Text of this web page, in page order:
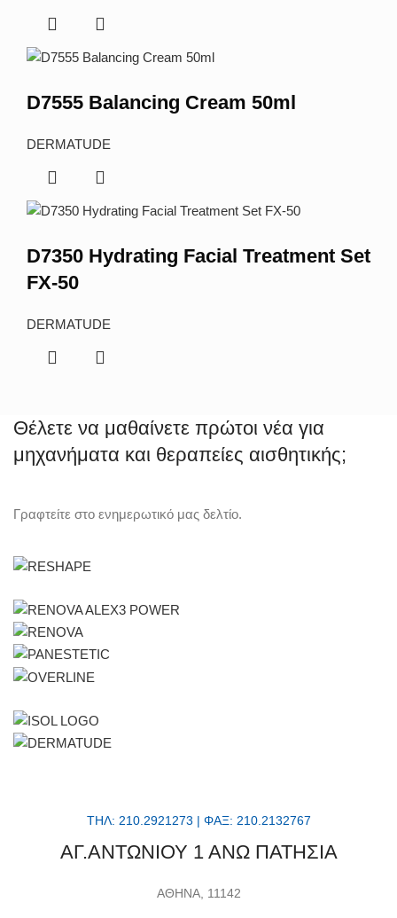
D7555 Balancing Cream 50ml
DERMATUDE
D7350 Hydrating Facial Treatment Set
FX-50
DERMATUDE
Θέλετε να μαθαίνετε πρώτοι νέα για
μηχανήματα και θεραπείες αισθητικής;
Γραφτείτε στο ενημερωτικό μας δελτίο.
ΤΗΛ: 210.2921273 | ΦΑΞ: 210.2132767
ΑΓ.ΑΝΤΩΝΙΟΥ 1 ΑΝΩ ΠΑΤΗΣΙΑ
ΑΘΗΝΑ, 11142